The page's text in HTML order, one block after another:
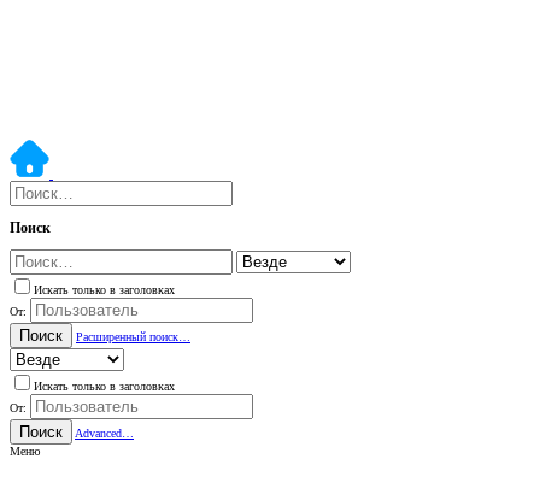
Поиск
Искать только в заголовках
От:
Поиск Расширенный поиск…
Искать только в заголовках
От:
Поиск
Advanced…
Меню